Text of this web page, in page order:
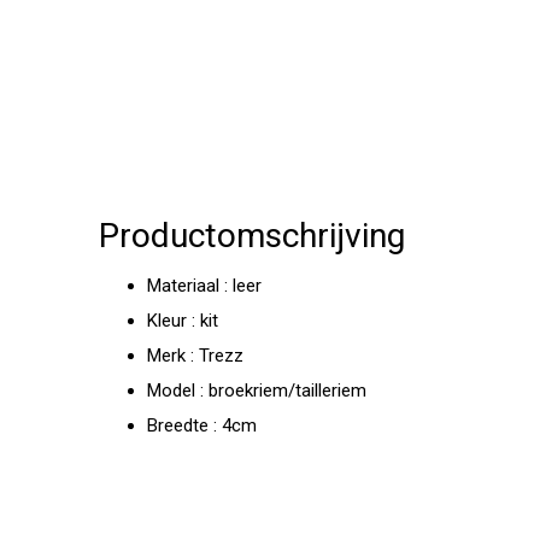
Productomschrijving
Materiaal : leer
Kleur : kit
Merk : Trezz
Model : broekriem/tailleriem
Breedte : 4cm